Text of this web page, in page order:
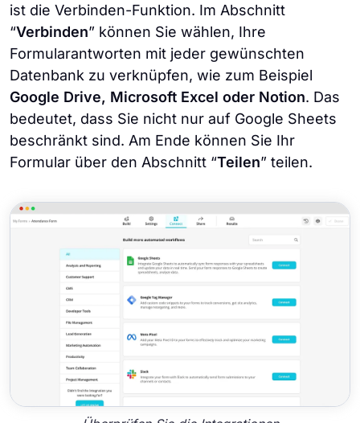
ist die Verbinden-Funktion. Im Abschnitt
“Verbinden” können Sie wählen, Ihre
Formularantworten mit jeder gewünschten
Datenbank zu verknüpfen, wie zum Beispiel
Google Drive, Microsoft Excel oder Notion. Das
bedeutet, dass Sie nicht nur auf Google Sheets
beschränkt sind. Am Ende können Sie Ihr
Formular über den Abschnitt “Teilen” teilen.